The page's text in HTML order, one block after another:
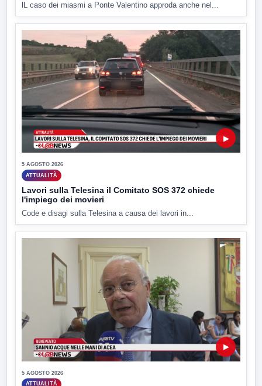
lL caso dei miasmi a Ponte Valentino approda anche nel...
▶
5 AGOSTO 2026
ATTUALITÀ
Lavori sulla Telesina il Comitato SOS 372 chiede
l'impiego dei movieri
Code e disagi sulla Telesina a causa dei lavori in...
▶
5 AGOSTO 2026
ATTUALITÀ